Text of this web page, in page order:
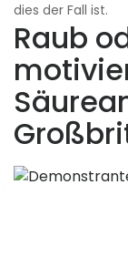
dies der Fall ist.
Raub